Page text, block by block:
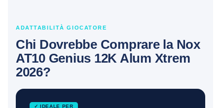
ADATTABILITÀ GIOCATORE
Chi Dovrebbe Comprare la Nox
AT10 Genius 12K Alum Xtrem
2026?
✓ IDEALE PER